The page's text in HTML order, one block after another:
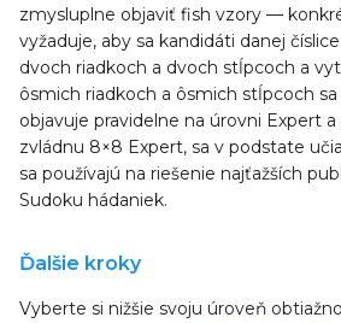
zmysluplne objaviť fish vzory —
vyžaduje, aby sa kandidáti danej
dvoch riadkoch a dvoch stĺpcoch a
ôsmich riadkoch a ôsmich stĺpcoch
objavuje pravidelne na úrovni Expert a
zvládnu 8×8 Expert, sa v podstate
sa používajú na riešenie najťažších
Sudoku hádaniek.
Ďalšie kroky
Vyberte si nižšie svoju úroveň